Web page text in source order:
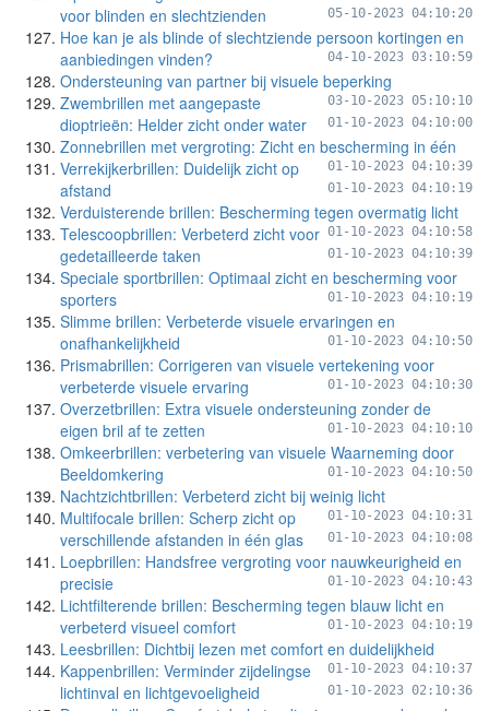
voor blinden en slechtzienden
05-10-2023 04:10:20
Hoe kan je als blinde of slechtziende persoon kortingen en
aanbiedingen vinden?
04-10-2023 03:10:59
Ondersteuning van partner bij visuele beperking
03-10-2023 05:10:10
Zwembrillen met aangepaste
dioptrieën: Helder zicht onder water
01-10-2023 04:10:00
Zonnebrillen met vergroting: Zicht en bescherming in één
01-10-2023 04:10:39
Verrekijkerbrillen: Duidelijk zicht op
afstand
01-10-2023 04:10:19
Verduisterende brillen: Bescherming tegen overmatig licht
01-10-2023 04:10:58
Telescoopbrillen: Verbeterd zicht voor
gedetailleerde taken
01-10-2023 04:10:39
Speciale sportbrillen: Optimaal zicht en bescherming voor
sporters
01-10-2023 04:10:19
Slimme brillen: Verbeterde visuele ervaringen en
onafhankelijkheid
01-10-2023 04:10:50
Prismabrillen: Corrigeren van visuele vertekening voor
verbeterde visuele ervaring
01-10-2023 04:10:30
Overzetbrillen: Extra visuele ondersteuning zonder de
eigen bril af te zetten
01-10-2023 04:10:10
Omkeerbrillen: verbetering van visuele Waarneming door
Beeldomkering
01-10-2023 04:10:50
Nachtzichtbrillen: Verbeterd zicht bij weinig licht
01-10-2023 04:10:31
Multifocale brillen: Scherp zicht op
verschillende afstanden in één glas
01-10-2023 04:10:08
Loepbrillen: Handsfree vergroting voor nauwkeurigheid en
precisie
01-10-2023 04:10:43
Lichtfilterende brillen: Bescherming tegen blauw licht en
verbeterd visueel comfort
01-10-2023 04:10:19
Leesbrillen: Dichtbij lezen met comfort en duidelijkheid
01-10-2023 04:10:37
Kappenbrillen: Verminder zijdelingse
lichtinval en lichtgevoeligheid
01-10-2023 02:10:36